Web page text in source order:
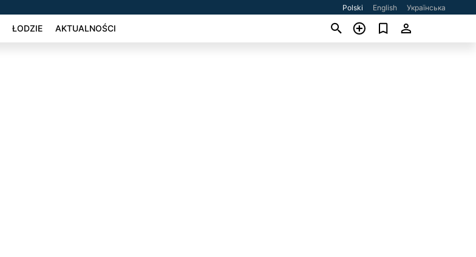
Polski English Українська
ŁODZIE AKTUALNOŚCI